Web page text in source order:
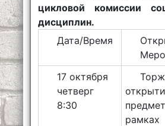
цикловой комиссии
дисциплин.
Дата/Время
17 октября
четверг
8:30